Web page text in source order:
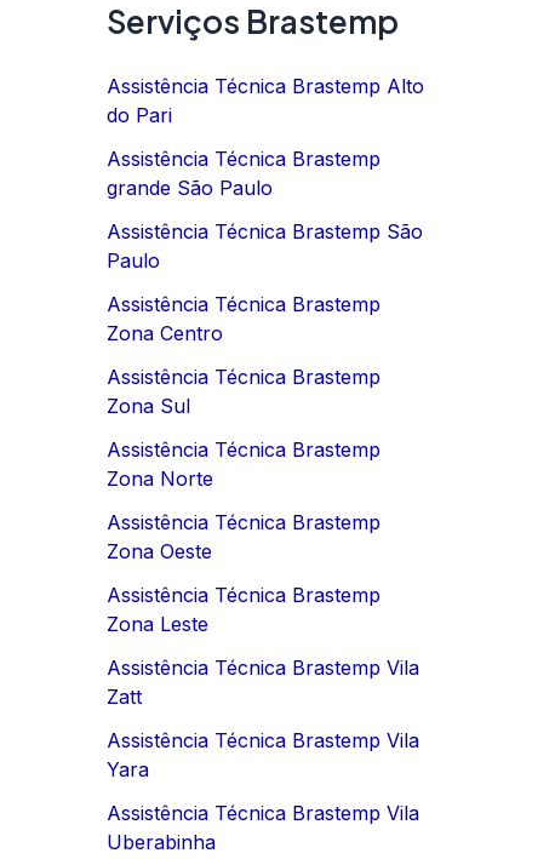
Serviços Brastemp
Assistência Técnica Brastemp Alto
do Pari
Assistência Técnica Brastemp
grande São Paulo
Assistência Técnica Brastemp São
Paulo
Assistência Técnica Brastemp
Zona Centro
Assistência Técnica Brastemp
Zona Sul
Assistência Técnica Brastemp
Zona Norte
Assistência Técnica Brastemp
Zona Oeste
Assistência Técnica Brastemp
Zona Leste
Assistência Técnica Brastemp Vila
Zatt
Assistência Técnica Brastemp Vila
Yara
Assistência Técnica Brastemp Vila
Uberabinha